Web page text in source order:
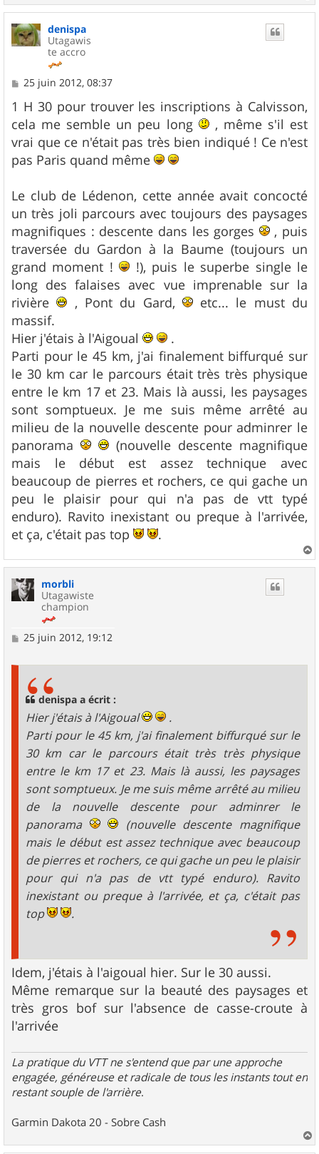
a
denispa
Utagawis
te accro
M
s
s
a
g
e
25 juin 2012, 08:37
1 H 30 pour trouver les inscriptions à Calvisson,
cela me semble un peu long
, même s'il est
vrai que ce n'était pas très bien indiqué ! Ce n'est
pas Paris quand même
Le club de Lédenon, cette année avait concocté
un très joli parcours avec toujours des paysages
magnifiques : descente dans les gorges
, puis
traversée du Gardon à la Baume (toujours un
grand moment !
!), puis le superbe single le
long des falaises avec vue imprenable sur la
rivière
, Pont du Gard,
etc... le must du
massif.
Hier j'étais à l'Aigoual
.
Parti pour le 45 km, j'ai finalement biffurqué sur
le 30 km car le parcours était très très physique
entre le km 17 et 23. Mais là aussi, les paysages
sont somptueux. Je me suis même arrêté au
milieu de la nouvelle descente pour adminrer le
panorama
(nouvelle descente magnifique
mais le début est assez technique avec
beaucoup de pierres et rochers, ce qui gache un
peu le plaisir pour qui n'a pas de vtt typé
enduro). Ravito inexistant ou preque à l'arrivée,
et ça, c'était pas top
.
a
morbli
Utagawiste
champion
M
25 juin 2012, 19:12
denispa a écrit :
Hier j'étais à l'Aigoual
.
Parti pour le 45 km, j'ai finalement biffurqué sur le
30 km car le parcours était très très physique
entre le km 17 et 23. Mais là aussi, les paysages
sont somptueux. Je me suis même arrêté au milieu
de la nouvelle descente pour adminrer le
panorama
(nouvelle descente magnifique
mais le début est assez technique avec beaucoup
de pierres et rochers, ce qui gache un peu le plaisir
pour qui n'a pas de vtt typé enduro). Ravito
inexistant ou preque à l'arrivée, et ça, c'était pas
top
.
Idem, j'étais à l'aigoual hier. Sur le 30 aussi.
Même remarque sur la beauté des paysages et
très gros bof sur l'absence de casse-croute à
l'arrivée
La pratique du VTT ne s'entend que par une approche
engagée, généreuse et radicale de tous les instants tout en
restant souple de l'arrière.
Garmin Dakota 20 - Sobre Cash
a